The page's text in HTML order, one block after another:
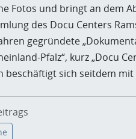
Fotos und bringt an dem
des Docu Centers
gegründete
Pfalz“, kurz „Docu
beschäftigt sich seitdem